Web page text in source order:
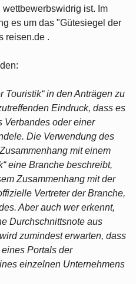
ist. Im
es um das "Gütesiegel der
reisen.de .
Touristik“ in den Anträgen zu
Eindruck, dass es
Verbandes oder einer
Die Verwendung des
mit einem
eine Branche beschreibt,
Zusammenhang mit der
Vertreter der Branche,
Aber auch wer erkennt,
Durchschnittsnote aus
zumindest erwarten, dass
Portals der
einzelnen Unternehmens